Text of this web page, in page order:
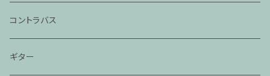
コントラバス
ギター